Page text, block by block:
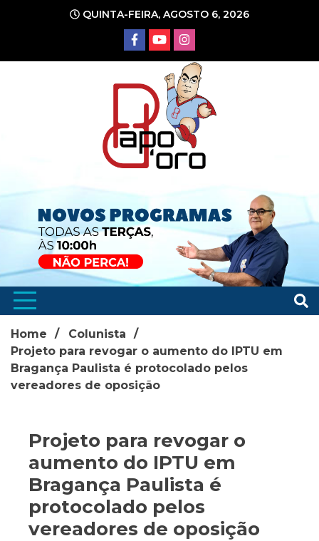
conteúdo
QUINTA-FEIRA, AGOSTO 6, 2026
Home
Colunista
Projeto para revogar o aumento do IPTU em
Bragança Paulista é protocolado pelos
vereadores de oposição
Projeto para revogar o
aumento do IPTU em
Bragança Paulista é
protocolado pelos
vereadores de oposição